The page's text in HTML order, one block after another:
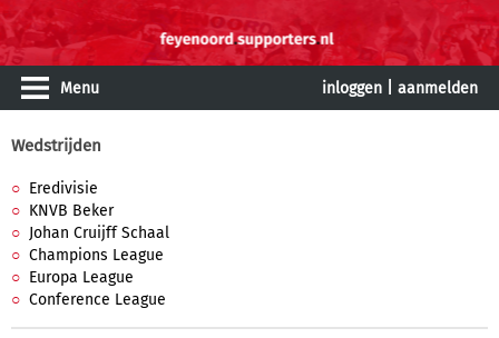
Menu inloggen aanmelden
Wedstrijden
Eredivisie
KNVB Beker
Johan Cruijff Schaal
Champions League
Europa League
Conference League